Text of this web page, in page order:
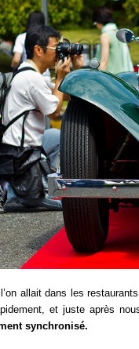
allait dans les
et juste après
synchronisé.